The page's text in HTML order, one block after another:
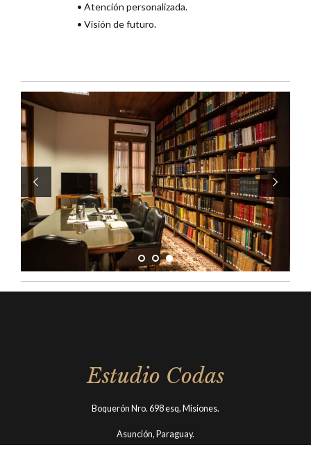
• Atención personalizada.
• Visión de futuro.
Estudio Codas
Boquerón Nro. 698 esq. Misiones.
Asunción, Paraguay.